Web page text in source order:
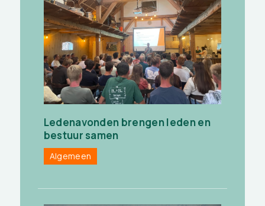
Ledenavonden brengen leden en
bestuur samen
Algemeen